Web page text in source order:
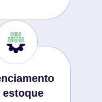
estoque